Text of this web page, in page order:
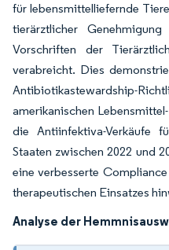
für lebensmittelliefernde
tierärztlicher
Vorschriften der
verabreicht. Dies
amerikanischen
die Antiinfektiva-Verkäufe
Staaten zwischen 2022 und
eine verbesserte
therapeutischen Einsatzes
Analyse der